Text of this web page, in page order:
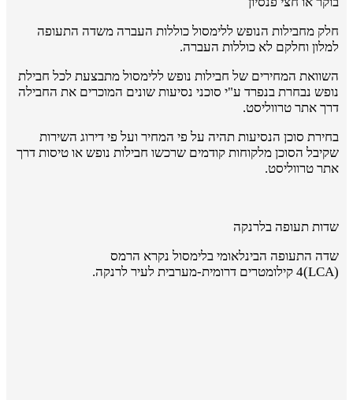
חלק מחבילות הנופש ללימסול כוללות העברה משדה התעופה
למלון וחלקם לא כוללות העברה.
השוואת המחירים של חבילות נופש ללימסול מתבצעת לכל חבילת
נופש נבחרת בנפרד ע"י סוכני נסיעות שונים המוכרים את החבילה
דרך אתר טרווליסט.
בחירת סוכן הנסיעות תהיה על פי המחיר ועל פי דירוג השירות
שקיבל הסוכן מלקוחות קודמים שרכשו חבילות נופש או טיסות דרך
אתר טרווליסט.
שדות תעופה בלרנקה
שדה התעופה הבינלאומי בלימסול נקרא הרמס
(
(LCA4 קילומטרים דרומית-מערבית לעיר לרנקה.